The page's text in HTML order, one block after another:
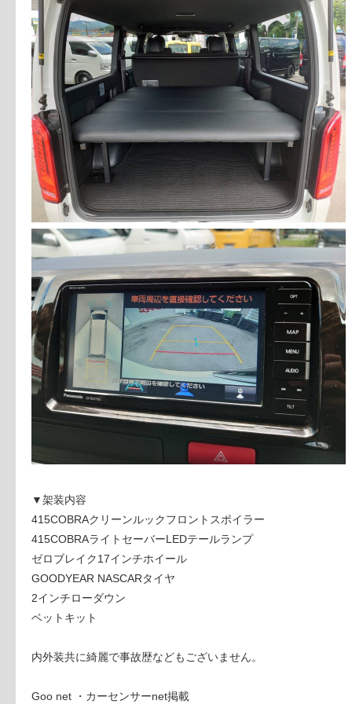
▼架装内容
415COBRAクリーンルックフロントスポイラー
415COBRAライトセーバーLEDテールランプ
ゼロブレイク17インチホイール
GOODYEAR NASCARタイヤ
2インチローダウン
ベットキット
内外装共に綺麗で事故歴などもございません。
Goo net ・カーセンサーnet掲載